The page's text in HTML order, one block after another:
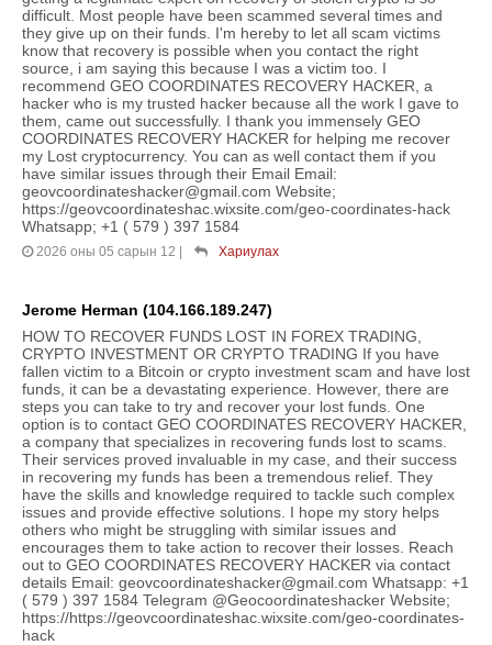
difficult. Most people have been scammed several times and
they give up on their funds. I'm hereby to let all scam victims
know that recovery is possible when you contact the right
source, i am saying this because I was a victim too. I
recommend GEO COORDINATES RECOVERY HACKER, a
hacker who is my trusted hacker because all the work I gave to
them, came out successfully. I thank you immensely GEO
COORDINATES RECOVERY HACKER for helping me recover
my Lost cryptocurrency. You can as well contact them if you
have similar issues through their Email Email:
geovcoordinateshacker@gmail.com Website;
https://geovcoordinateshac.wixsite.com/geo-coordinates-hack
Whatsapp; +1 ( 579 ) 397 1584
2026 оны 05 сарын 12 Хариулах
Jerome Herman (104.166.189.247)
HOW TO RECOVER FUNDS LOST IN FOREX TRADING,
CRYPTO INVESTMENT OR CRYPTO TRADING If you have
fallen victim to a Bitcoin or crypto investment scam and have lost
funds, it can be a devastating experience. However, there are
steps you can take to try and recover your lost funds. One
option is to contact GEO COORDINATES RECOVERY HACKER,
a company that specializes in recovering funds lost to scams.
Their services proved invaluable in my case, and their success
in recovering my funds has been a tremendous relief. They
have the skills and knowledge required to tackle such complex
issues and provide effective solutions. I hope my story helps
others who might be struggling with similar issues and
encourages them to take action to recover their losses. Reach
out to GEO COORDINATES RECOVERY HACKER via contact
details Email: geovcoordinateshacker@gmail.com Whatsapp: +1
( 579 ) 397 1584 Telegram @Geocoordinateshacker Website;
https://https://geovcoordinateshac.wixsite.com/geo-coordinates-
hack